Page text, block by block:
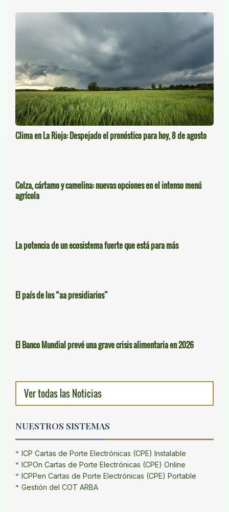
Clima en La Rioja: Despejado el pronóstico para hoy, 8 de agosto
Colza, cártamo y camelina: nuevas opciones en el intenso menú
agrícola
La potencia de un ecosistema fuerte que está para más
El país de los “aa presidiarios”
El Banco Mundial prevé una grave crisis alimentaria en 2026
Ver todas las Noticias
NUESTROS SISTEMAS
ICP Cartas de Porte Electrónicas (CPE) Instalable
ICPOn Cartas de Porte Electrónicas (CPE) Online
ICPPen Cartas de Porte Electrónicas (CPE) Portable
Gestión del COT ARBA